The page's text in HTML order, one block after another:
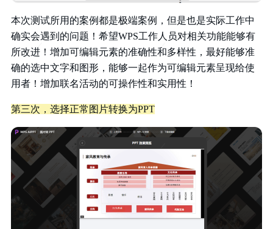
本次测试所用的案例都是极端案例，但是也是实际工作中
确实会遇到的问题！希望WPS工作人员对相关功能能够有
所改进！增加可编辑元素的准确性和多样性，最好能够准
确的选中文字和图形，能够一起作为可编辑元素呈现给使
用者！增加联名活动的可操作性和实用性！
第三次，选择正常图片转换为PPT